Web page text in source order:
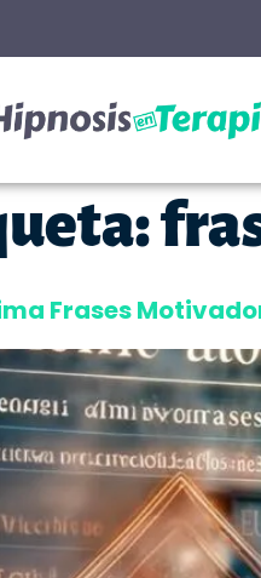
Frases